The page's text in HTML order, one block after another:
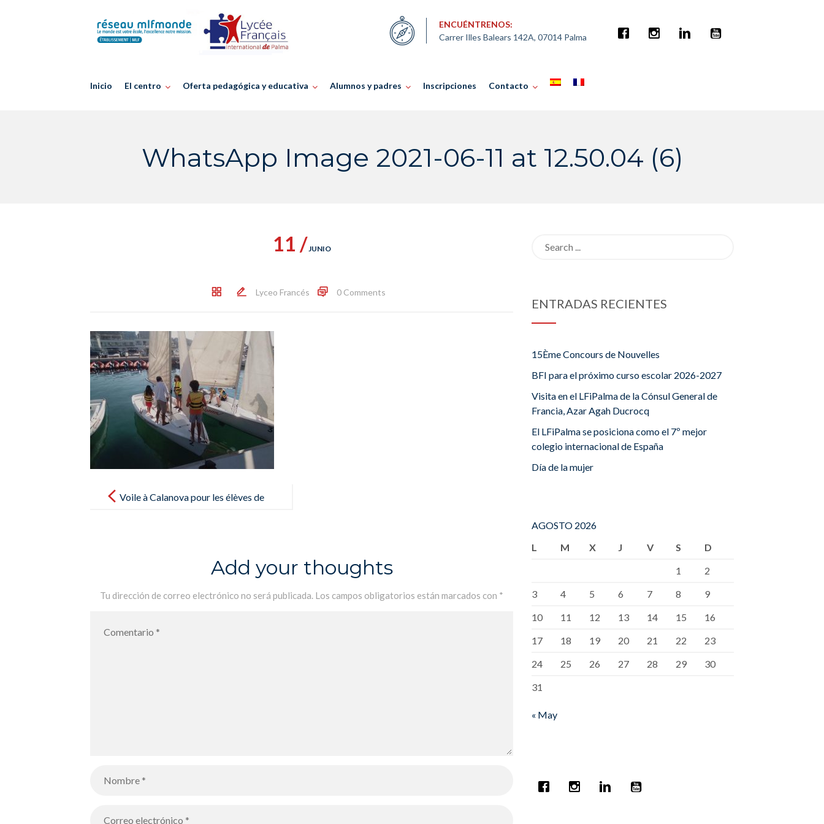
ENCUÉNTRENOS:
Carrer Illes Balears 142A, 07014 Palma
Inicio El centro Oferta pedagógica y educativa Alumnos y padres Inscripciones Contacto
WhatsApp Image 2021-06-11 at 12.50.04 (6)
11 /JUNIO
Lyceo Francés 0 Comments
navigationVoile à Calanova pour les élèves de
Add your thoughts
Tu dirección de correo electrónico no será publicada. Los campos obligatorios están marcados con *
ENTRADAS RECIENTES
15Ème Concours de Nouvelles
BFI para el próximo curso escolar 2026-2027
Visita en el LFiPalma de la Cónsul General de
Francia, Azar Agah Ducrocq
El LFiPalma se posiciona como el 7º mejor
colegio internacional de España
Día de la mujer
AGOSTO 2026
L
M X J V S
D
1
2
3
4 5 6 7 8
9
10
11 12 13 14 15
16
17
18 19 20 21 22
23
24
25 26 27 28 29
30
31
« May